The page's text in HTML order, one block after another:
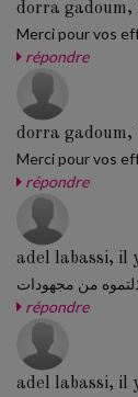
dorra gadoum,
Merci pour vos
répondre
dorra gadoum,
Merci pour vos
répondre
adel labassi, il
من مجهودات
répondre
adel labassi, il